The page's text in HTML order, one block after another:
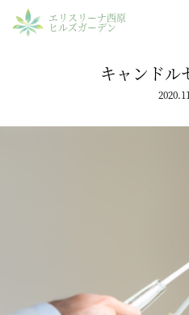
エリスリーナ西原
ヒルズガーデン
キャンドル